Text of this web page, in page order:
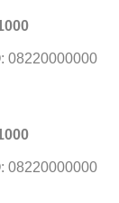
08220000000
08220000000